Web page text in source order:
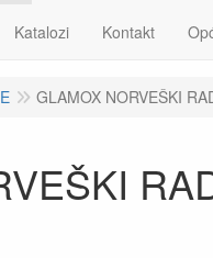
Katalozi Kontakt
GLAMOX NORVEŠKI